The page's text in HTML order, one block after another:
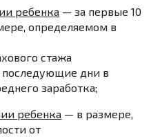
ребенка — за первые10
определяемом в
стажа
последующие дни в
заработка;
ребенка — в размере,
от